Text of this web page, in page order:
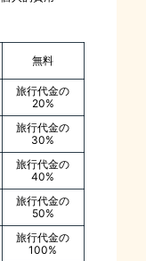
無料
旅行代金の
20%
旅行代金の
30%
旅行代金の
40%
旅行代金の
50%
旅行代金の
100%